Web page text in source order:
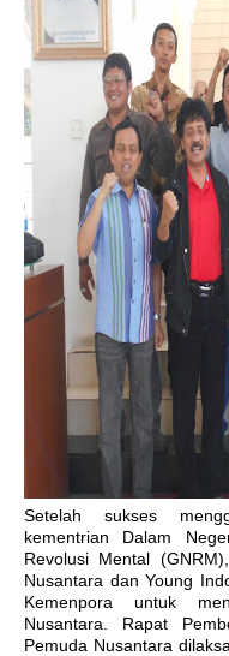
Setelah sukses
kementrian Dalam
Revolusi Mental (GNRM)
Nusantara dan Young
Kemenpora untuk
Nusantara. Rapat
Pemuda Nusantara